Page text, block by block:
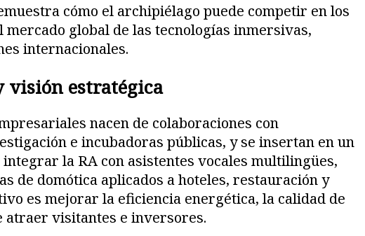
cómo el archipiélago puede competir en los
mercado global de las tecnologías inmersivas,
internacionales.
visión estratégica
nacen de colaboraciones con
e incubadoras públicas, y se insertan en un
la RA con asistentes vocales multilingües,
de domótica aplicados a hoteles, restauración y
es mejorar la eficiencia energética, la calidad de
atraer visitantes e inversores.